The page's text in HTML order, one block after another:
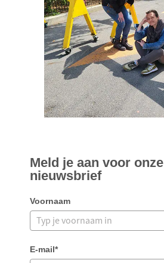
Meld je aan voor onze
nieuwsbrief
Voornaam
E-mail*